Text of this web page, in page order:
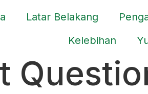
Latar Belakang
Kelebihan